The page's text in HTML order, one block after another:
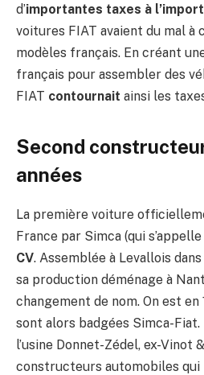
d’importantes taxes à
voitures FIAT avaient du mal à
modèles français. En créant
français pour assembler des
FIAT contournait ainsi les
Second
années
La première voiture
France par Simca (qui
CV. Assemblée à Levallois
sa production déménage à
changement de nom. On est
sont alors badgées Simca-
l’usine Donnet-Zédel, ex-Vinot
constructeurs automobiles qui